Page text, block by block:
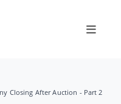
Closing After Auction - Part 2